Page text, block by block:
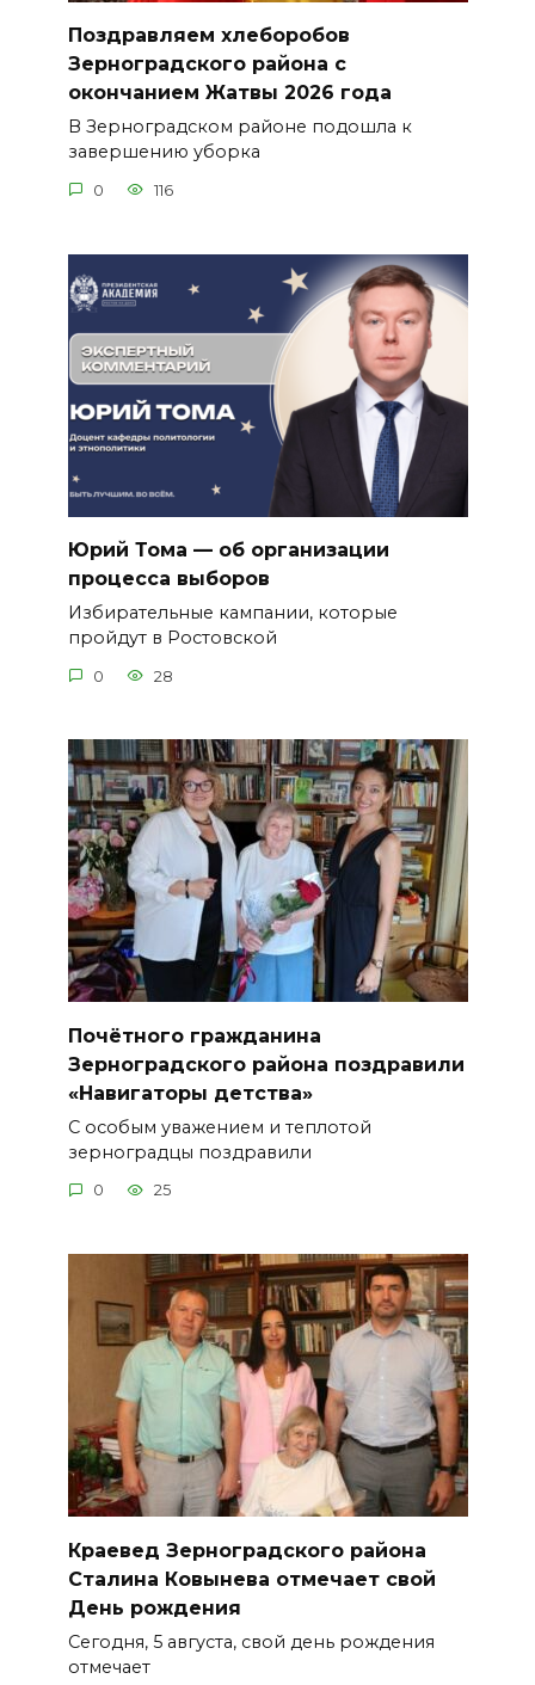
Поздравляем хлеборобов
Зерноградского района с
окончанием Жатвы 2026 года
В Зерноградском районе подошла к
завершению уборка
0 116
Юрий Тома — об организации
процесса выборов
Избирательные кампании, которые
пройдут в Ростовской
0 28
Почётного гражданина
Зерноградского района поздравили
«Навигаторы детства»
С особым уважением и теплотой
зерноградцы поздравили
0 25
Краевед Зерноградского района
Сталина Ковынева отмечает свой
День рождения
Сегодня, 5 августа, свой день рождения
отмечает